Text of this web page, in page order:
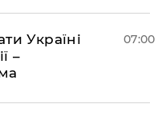
Україні
–
07:00